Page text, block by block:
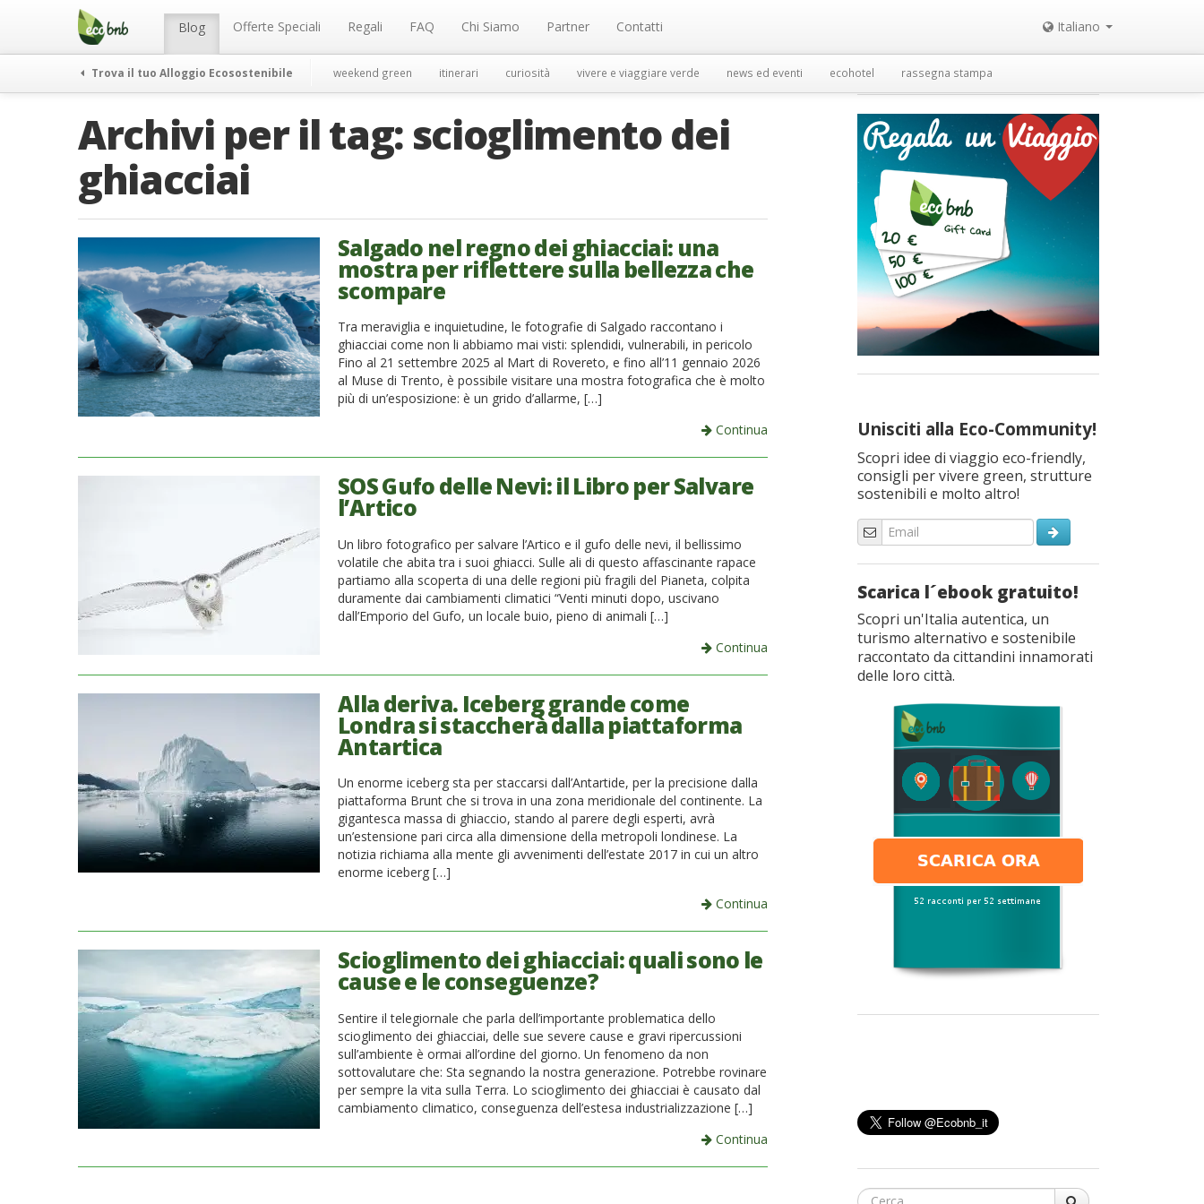
Menu Blog Offerte Speciali Regali FAQ Chi Siamo Partner Contatti Italiano
Trova il tuo Alloggio Ecosostenibile weekend green itinerari curiosità vivere e viaggiare verde news ed eventi ecohotel rassegna stampa
Archivi per il tag: scioglimento dei
ghiacciai
Salgado nel regno dei ghiacciai: una
mostra per riflettere sulla bellezza che
scompare
Tra meraviglia e inquietudine, le fotografie di Salgado raccontano i
ghiacciai come non li abbiamo mai visti: splendidi, vulnerabili, in pericolo
Fino al 21 settembre 2025 al Mart di Rovereto, e fino all’11 gennaio 2026
al Muse di Trento, è possibile visitare una mostra fotografica che è molto
più di un’esposizione: è un grido d’allarme, […]
Continua
SOS Gufo delle Nevi: il Libro per Salvare
l’Artico
Un libro fotografico per salvare l’Artico e il gufo delle nevi, il bellissimo
volatile che abita tra i suoi ghiacci. Sulle ali di questo affascinante rapace
partiamo alla scoperta di una delle regioni più fragili del Pianeta, colpita
duramente dai cambiamenti climatici “Venti minuti dopo, uscivano
dall’Emporio del Gufo, un locale buio, pieno di animali […]
Continua
Alla deriva. Iceberg grande come
Londra si staccherà dalla piattaforma
Antartica
Un enorme iceberg sta per staccarsi dall’Antartide, per la precisione dalla
piattaforma Brunt che si trova in una zona meridionale del continente. La
gigantesca massa di ghiaccio, stando al parere degli esperti, avrà
un’estensione pari circa alla dimensione della metropoli londinese. La
notizia richiama alla mente gli avvenimenti dell’estate 2017 in cui un altro
enorme iceberg […]
Continua
Scioglimento dei ghiacciai: quali sono le
cause e le conseguenze?
Sentire il telegiornale che parla dell’importante problematica dello
scioglimento dei ghiacciai, delle sue severe cause e gravi ripercussioni
sull’ambiente è ormai all’ordine del giorno. Un fenomeno da non
sottovalutare che: Sta segnando la nostra generazione. Potrebbe rovinare
per sempre la vita sulla Terra. Lo scioglimento dei ghiacciai è causato dal
cambiamento climatico, conseguenza dell’estesa industrializzazione […]
Continua
Unisciti alla Eco-Community!
Scopri idee di viaggio eco-friendly,
consigli per vivere green, strutture
sostenibili e molto altro!
Scarica l´ebook gratuito!
Scopri un'Italia autentica, un
turismo alternativo e sostenibile
raccontato da cittandini innamorati
delle loro città.
Cerca